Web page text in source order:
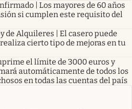
| Los mayores de 60 años
si cumplen este requisito del
de Alquileres | El casero puede
cierto tipo de mejoras en tu
el límite de 3000 euros y
automáticamente de todos los
en todas las cuentas del país